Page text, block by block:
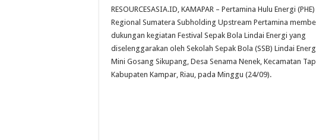
RESOURCESASIA.ID, KAMAPAR – Pertamina Hulu Energi
Regional Sumatera Subholding Upstream Pertamina
dukungan kegiatan Festival Sepak Bola Lindai Energi yang
diselenggarakan oleh Sekolah Sepak Bola (SSB) Lindai
Mini Gosang Sikupang, Desa Senama Nenek, Kecamatan
Kabupaten Kampar, Riau, pada Minggu (24/09).